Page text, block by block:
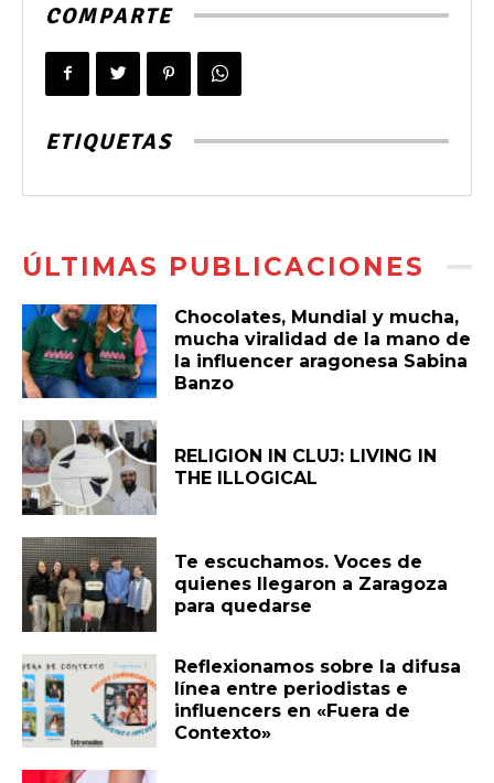
COMPARTE
ETIQUETAS
ÚLTIMAS PUBLICACIONES
Chocolates, Mundial y mucha,
mucha viralidad de la mano de
la influencer aragonesa Sabina
Banzo
RELIGION IN CLUJ: LIVING IN
THE ILLOGICAL
Te escuchamos. Voces de
quienes llegaron a Zaragoza
para quedarse
Reflexionamos sobre la difusa
línea entre periodistas e
influencers en «Fuera de
Contexto»